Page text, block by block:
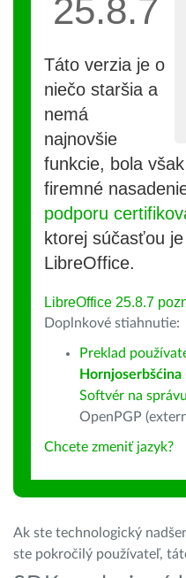
25.8.7
Táto verzia je o
niečo staršia a
nemá
najnovšie
funkcie, bola
firemné
podporu
ktorej súčasťou
LibreOffice.
LibreOffice 25.8.7
Doplnkové stiahnutie:
Preklad
Hornjoserbšćina
Softvér na
OpenPGP
Chcete zmeniť jazyk?
Ak ste technologický
ste pokročilý používateľ,